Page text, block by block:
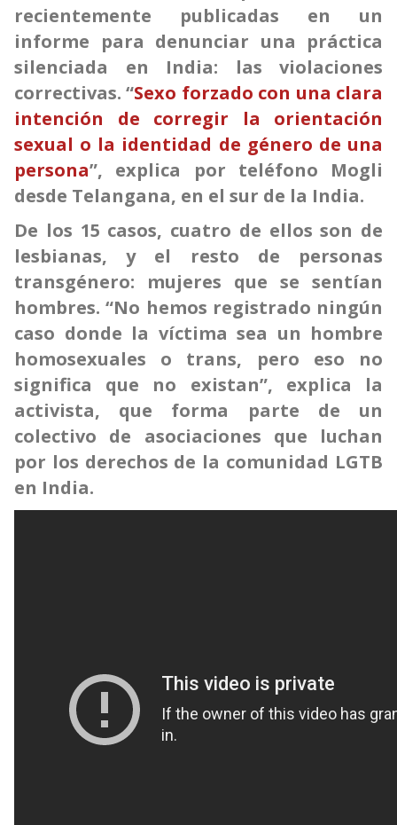
recientemente publicadas en un
informe para denunciar una práctica
silenciada en India: las violaciones
correctivas. “Sexo forzado con una clara
intención de corregir la orientación
sexual o la identidad de género de una
persona”, explica por teléfono Mogli
desde Telangana, en el sur de la India.
De los 15 casos, cuatro de ellos son de
lesbianas, y el resto de personas
transgénero: mujeres que se sentían
hombres. “No hemos registrado ningún
caso donde la víctima sea un hombre
homosexuales o trans, pero eso no
significa que no existan”, explica la
activista, que forma parte de un
colectivo de asociaciones que luchan
por los derechos de la comunidad LGTB
en India.